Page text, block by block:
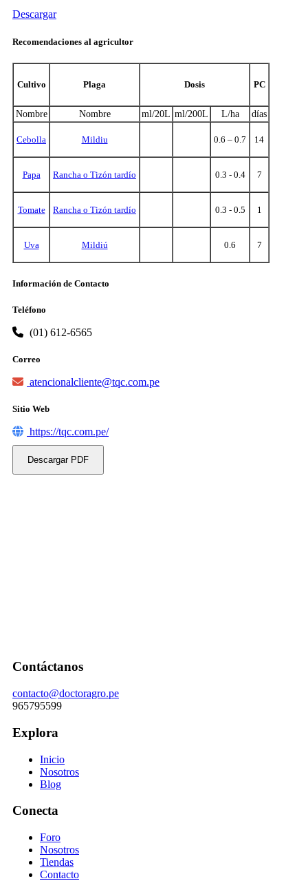
Descargar
Recomendaciones al agricultor
Cultivo Plaga Dosis PC
Nombre Nombre ml/20L ml/200L L/ha días
Cebolla Mildiu 0.6 – 0.7 14
Papa Rancha o Tizón tardío 0.3 - 0.4 7
Tomate Rancha o Tizón tardío 0.3 - 0.5 1
Uva Mildiú 0.6 7
Información de Contacto
Teléfono
(01) 612-6565
Correo
atencionalcliente@tqc.com.pe
Sitio Web
https://tqc.com.pe/
Descargar PDF
Contáctanos
contacto@doctoragro.pe
965795599
Explora
Inicio
Nosotros
Blog
Conecta
Foro
Nosotros
Tiendas
Contacto